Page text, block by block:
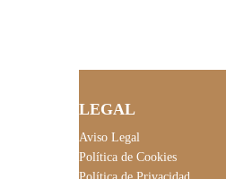
LEGAL
Aviso Legal
Política de Cookies